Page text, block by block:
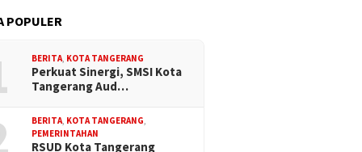
POPULER
BERITA, KOTA TANGERANG
Perkuat Sinergi, SMSI Kota
Tangerang Aud…
BERITA, KOTA TANGERANG,
PEMERINTAHAN
RSUD Kota Tangerang